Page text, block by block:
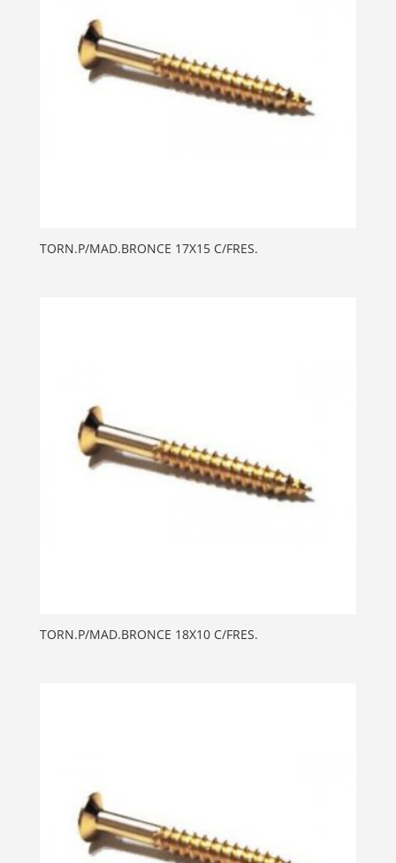
TORN.P/MAD.BRONCE 17X15 C/FRES.
TORN.P/MAD.BRONCE 18X10 C/FRES.